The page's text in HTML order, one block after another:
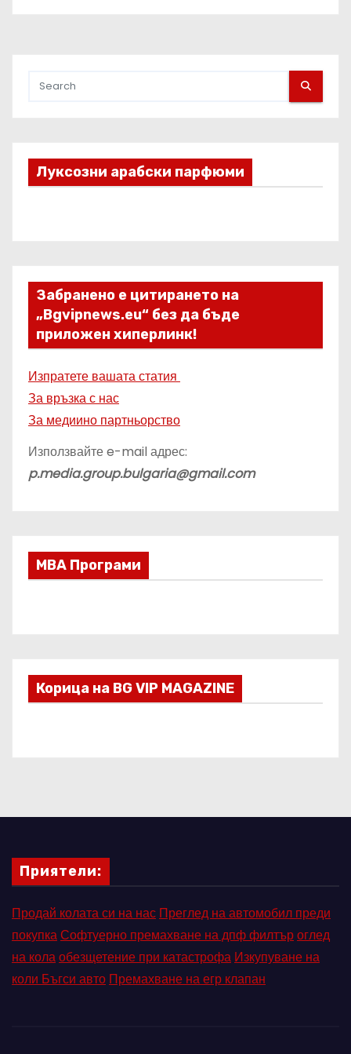
Луксозни арабски парфюми
Забранено е цитирането на
„Bgvipnews.eu“ без да бъде
приложен хиперлинк!
Изпратете вашата статия
За връзка с нас
За медиино партньорство
Използвайте e-mail адрес:
p.media.group.bulgaria@gmail.com
МВА Програми
Корица на BG VIP MAGAZINE
Приятели:
Продай колата си на нас Преглед на автомобил преди
покупкаСофтуерно премахване на дпф филтъроглед
на колаобезщетение при катастрофа Изкупуване на
коли Бъгси авто Премахване на егр клапан